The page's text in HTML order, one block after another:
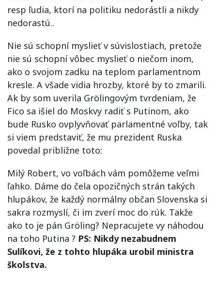
resp ľudia, ktorí na politiku nedorástli a nikdy
nedorastú..
Nie sú schopní myslieť v súvislostiach, pretože
nie sú schopní vôbec myslieť o niečom inom,
ako o svojom zadku na teplom parlamentnom
kresle. A všade vidia hrozby, ktoré by to zmarili.
Ak by som uverila Grölingovým tvrdeniam, že
Fico sa išiel do Moskvy radiť s Putinom, ako
bude Rusko ovplyvňovať parlamentné voľby, tak
si viem predstaviť, že mu prezident Ruska
povedal približne toto:
Milý Robert, vo voľbách vám pomôžeme veľmi
ľahko. Dáme do čela opozičných strán takých
hlupákov, že každý normálny občan Slovenska si
sakra rozmyslí, či im zverí moc do rúk. Takže
ako to je pán Gröling? Nepracujete vy náhodou
na toho Putina ? PS: Nikdy nezabudnem
Sulíkovi, že z tohto hlupáka urobil ministra
školstva.